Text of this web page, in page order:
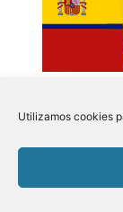
Utilizamos cookies